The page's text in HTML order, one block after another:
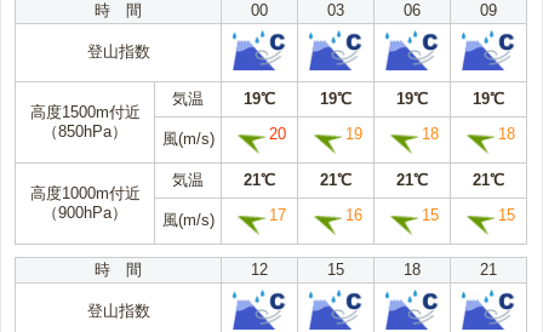
時 間
00 03 06 09
登山指数
高度1500m付近
（850hPa）
気温 19℃ 19℃ 19℃ 19℃
風(m/s) 20 19 18 18
高度1000m付近
（900hPa）
気温 21℃ 21℃ 21℃ 21℃
風(m/s) 17 16 15 15
時 間 12 15 18 21
登山指数